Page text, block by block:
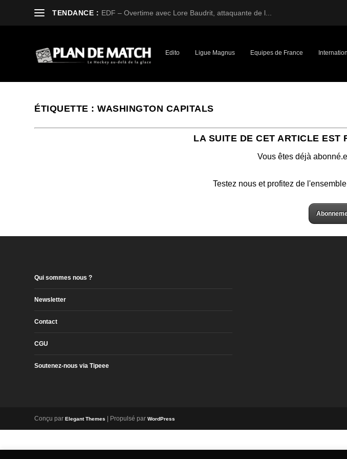
TENDANCE : EDF – Overtime avec Lore Baudrit, attaquante de l...
Edito Ligue Magnus Equipes de France
ÉTIQUETTE :WASHINGTON CAPITALS
LA SUITE DE CET ARTICLE EST
Vous êtes déjà
Testez nous et profitez de
Qui sommes nous ?
Newsletter
Contact
CGU
Soutenez-nous via Tipeee
Conçu parElegant Themes | Propulsé parWordPress